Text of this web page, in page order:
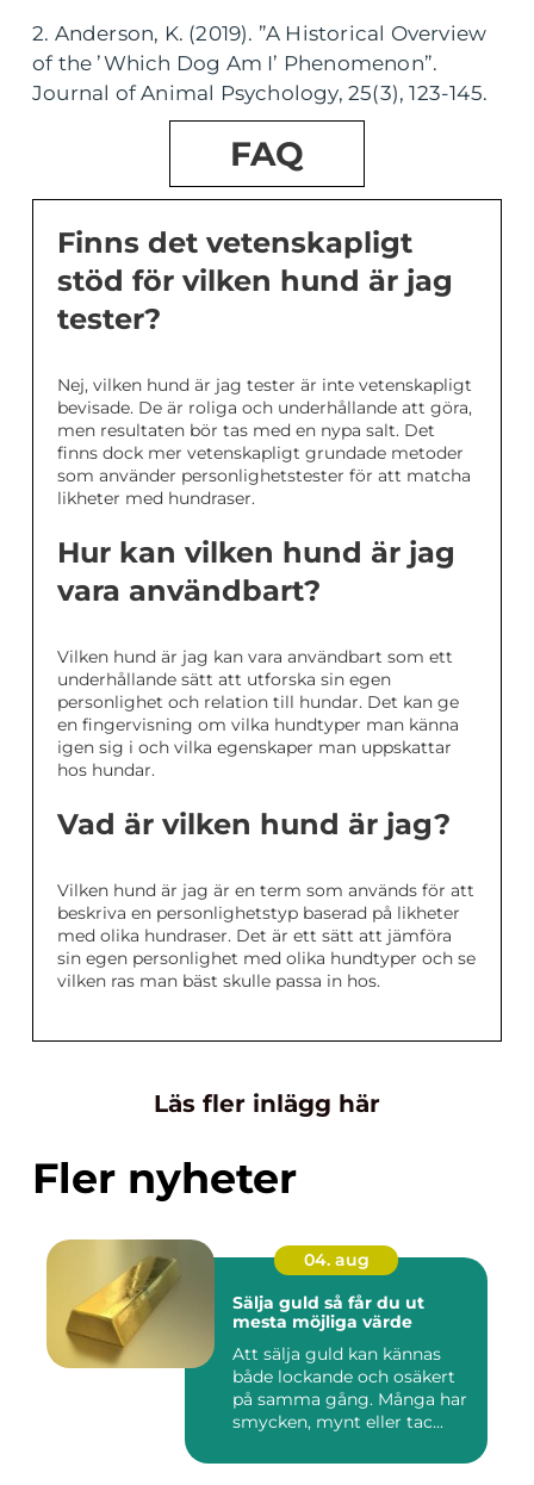
2. Anderson, K. (2019). ”A Historical Overview
of the ’Which Dog Am I’ Phenomenon”.
Journal of Animal Psychology, 25(3), 123-145.
FAQ
Finns det vetenskapligt
stöd för vilken hund är jag
tester?
Nej, vilken hund är jag tester är inte vetenskapligt
bevisade. De är roliga och underhållande att göra,
men resultaten bör tas med en nypa salt. Det
finns dock mer vetenskapligt grundade metoder
som använder personlighetstester för att matcha
likheter med hundraser.
Hur kan vilken hund är jag
vara användbart?
Vilken hund är jag kan vara användbart som ett
underhållande sätt att utforska sin egen
personlighet och relation till hundar. Det kan ge
en fingervisning om vilka hundtyper man känna
igen sig i och vilka egenskaper man uppskattar
hos hundar.
Vad är vilken hund är jag?
Vilken hund är jag är en term som används för att
beskriva en personlighetstyp baserad på likheter
med olika hundraser. Det är ett sätt att jämföra
sin egen personlighet med olika hundtyper och se
vilken ras man bäst skulle passa in hos.
Läs fler inlägg här
Fler nyheter
04. aug
Sälja guld så får du ut
mesta möjliga värde
Att sälja guld kan kännas
både lockande och osäkert
på samma gång. Många har
smycken, mynt eller tac...